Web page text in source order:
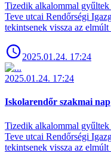
Tizedik alkalommal gyűltek
Teve utcai Rendőrségi
tekintsenek vissza az elmúlt
2025.01.24. 17:24
2025.01.24. 17:24
Iskolarendőr szakmai nap
Tizedik alkalommal gyűltek
Teve utcai Rendőrségi
tekintsenek vissza az elmúlt